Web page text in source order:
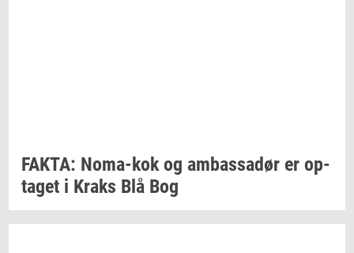
FAKTA: Noma-​kokog am­bas­sa­dør er op­
ta­get i Kraks Blå Bog